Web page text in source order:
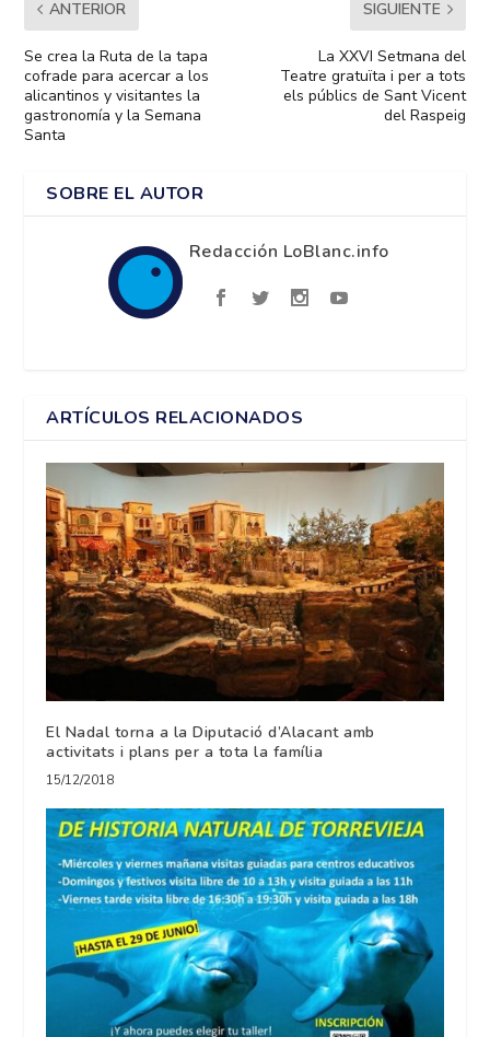
ANTERIOR
Se crea la Ruta de la tapa
cofrade para acercar a los
alicantinos y visitantes la
gastronomía y la Semana
Santa
SIGUIENTE
La XXVI Setmana del
Teatre gratuïta i per a tots
els públics de Sant Vicent
del Raspeig
SOBRE EL AUTOR
Redacción LoBlanc.info
ARTÍCULOS RELACIONADOS
El Nadal torna a la Diputació d’Alacant amb
activitats i plans per a tota la família
15/12/2018